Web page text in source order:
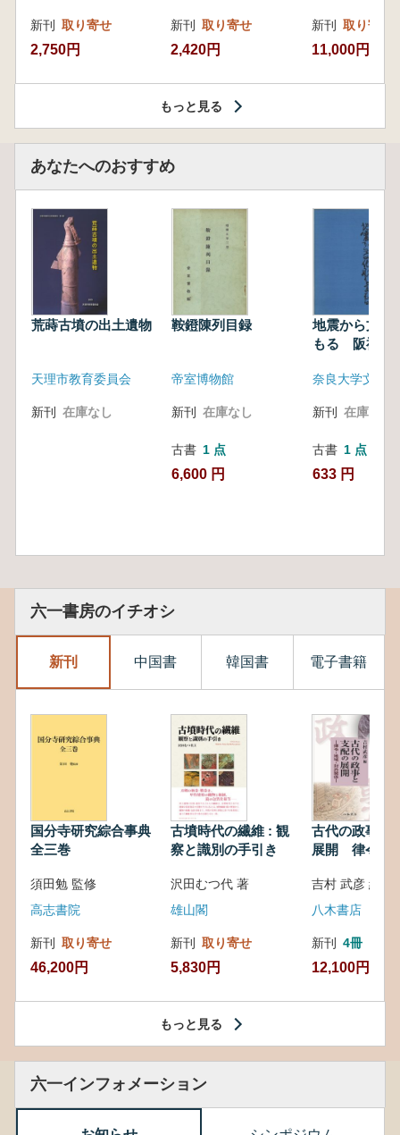
新刊 取り寄せ
2,750円
新刊 取り寄せ
2,420円
新刊 取り寄せ
11,000円
もっと見る
あなたへのおすすめ
荒蒔古墳の出土遺物
天理市教育委員会
新刊 在庫なし
鞍鐙陳列目録
帝室博物館
新刊 在庫なし
古書 1 点
6,600 円
地震から文化
もる 阪神・
の被災と防御
新刊 在庫なし
古書 1 点
633 円
六一書房のイチオシ
新刊 中国書 韓国書 電子書籍
国分寺研究綜合事典
全三巻
須田勉 監修
高志書院
新刊 取り寄せ
46,200円
古墳時代の繊維 : 観
察と識別の手引き
沢田むつ代 著
雄山閣
新刊 取り寄せ
5,830円
古代の政事と
展開 律令・
吉村 武彦 編集
八木書店
新刊 4冊
12,100円
もっと見る
六一インフォメーション